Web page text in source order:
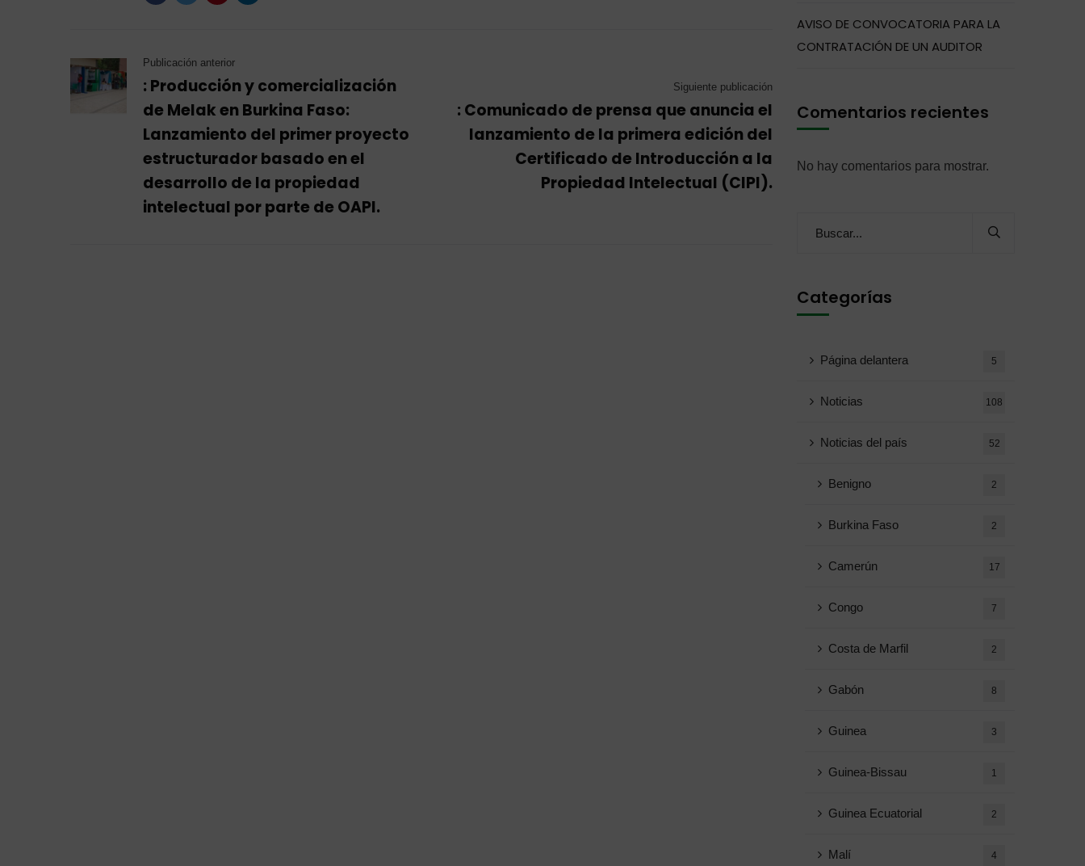
Publicación anterior
: Producción y comercialización
de Melak en Burkina Faso:
Lanzamiento del primer proyecto
estructurador basado en el
desarrollo de la propiedad
intelectual por parte de OAPI.
Siguiente publicación
: Comunicado de prensa que anuncia el
lanzamiento de la primera edición del
Certificado de Introducción a la
Propiedad Intelectual (CIPI).
AVISO DE CONVOCATORIA PARA LA
CONTRATACIÓN DE UN AUDITOR
Comentarios recientes
No hay comentarios para mostrar.
Categorías
Página delantera 5
Noticias 108
Noticias del país 52
Benigno 2
Burkina Faso 2
Camerún 17
Congo 7
Costa de Marfil 2
Gabón 8
Guinea 3
Guinea-Bissau 1
Guinea Ecuatorial 2
Malí 4